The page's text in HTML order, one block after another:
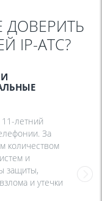
IP-АТС?
летний
За
количеством
и
защиты,
и утечки